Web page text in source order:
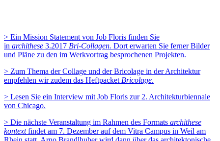
> Ein Mission Statement von Job Floris finden Sie
in archithese 3.2017 Bri-Collagen. Dort erwarten Sie ferner Bilder
und Pläne zu den im Werkvortrag besprochenen Projekten.
> Zum Thema der Collage und der Bricolage in der Architektur
empfehlen wir zudem das Heftpacket Bricolage.
> Lesen Sie ein Interview mit Job Floris zur 2. Architekturbiennale
von Chicago.
> Die nächste Veranstaltung im Rahmen des Formats archithese
kontextfindet am 7. Dezember auf dem Vitra Campus in Weil am